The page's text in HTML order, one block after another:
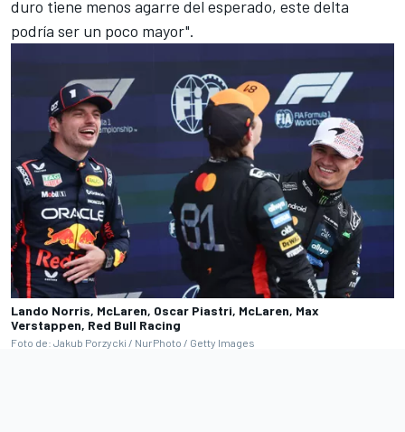
duro tiene menos agarre del esperado, este delta
podría ser un poco mayor".
Lando Norris, McLaren, Oscar Piastri, McLaren, Max
Verstappen, Red Bull Racing
Foto de: Jakub Porzycki / NurPhoto / Getty Images